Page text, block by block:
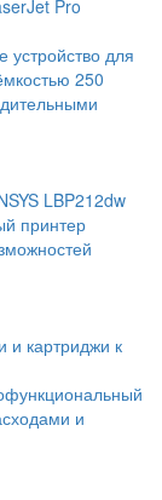
Pro
устройство для
250
LBP212dw
принтер
и картриджи к
и